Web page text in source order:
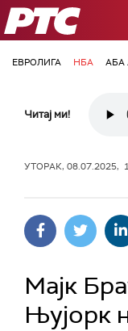
РТС
ЕВРОЛИГА НБА АБА
Читај ми!
УТОРАК, 08.07.2025,
Мајк
Њујорк